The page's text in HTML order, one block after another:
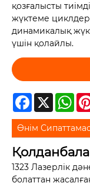
қозғалысты
жүктеме
динамикалық
үшін қолайлы.
Facebook
X
Өнім
1323 Лазерлік
болаттан